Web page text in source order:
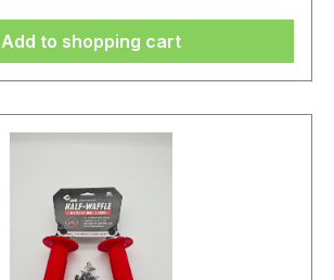
Add to shopping cart